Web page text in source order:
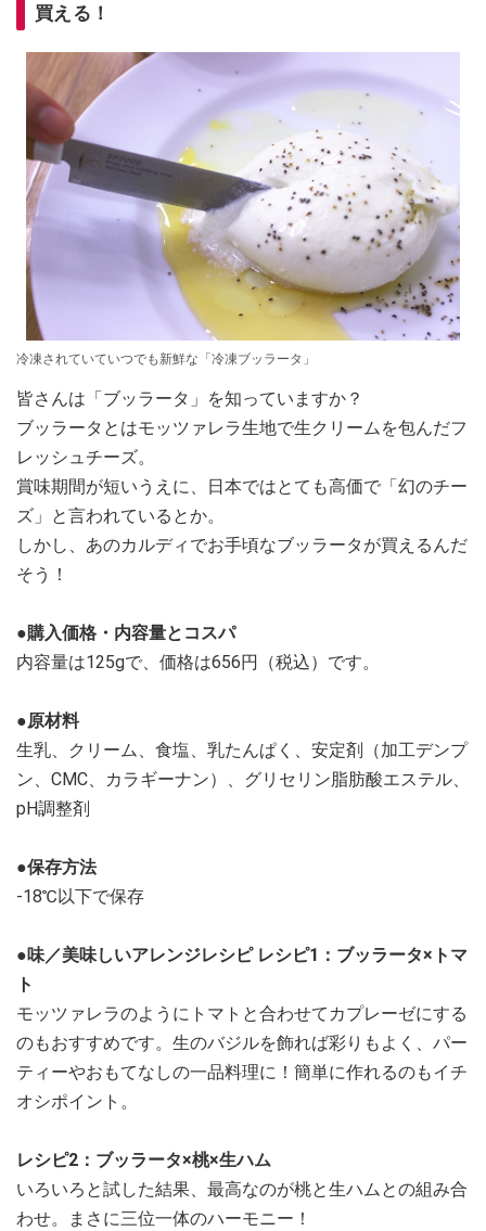
買える！
冷凍されていていつでも新鮮な「冷凍ブッラータ」
皆さんは「ブッラータ」を知っていますか？
ブッラータとはモッツァレラ生地で生クリームを包んだフ
レッシュチーズ。
賞味期間が短いうえに、日本ではとても高価で「幻のチー
ズ」と言われているとか。
しかし、あのカルディでお手頃なブッラータが買えるんだ
そう！
●購入価格・内容量とコスパ
内容量は125gで、価格は656円（税込）です。
●原材料
生乳、クリーム、食塩、乳たんぱく、安定剤（加工デンプ
ン、CMC、カラギーナン）、グリセリン脂肪酸エステル、
pH調整剤
●保存方法
-18℃以下で保存
●味／美味しいアレンジレシピ レシピ1：ブッラータ×トマ
ト
モッツァレラのようにトマトと合わせてカプレーゼにする
のもおすすめです。生のバジルを飾れば彩りもよく、パー
ティーやおもてなしの一品料理に！簡単に作れるのもイチ
オシポイント。
レシピ2：ブッラータ×桃×生ハム
いろいろと試した結果、最高なのが桃と生ハムとの組み合
わせ。まさに三位一体のハーモニー！